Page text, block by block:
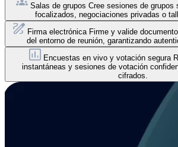
Salas de grupos Cree sesiones de grupos
focalizados, negociaciones privadas o
Firma electrónica Firme y valide
del entorno de reunión, garantizando
Encuestas en vivo y votación segura
instantáneas y sesiones de votación
cifrados.